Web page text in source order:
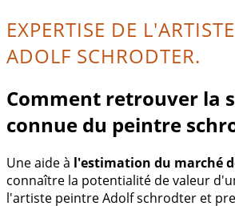
EXPERTISE DE L'ARTISTE
ADOLF SCHRODTER.
Comment retrouver la
connue du peintre
Une aide à l'estimation du marché
connaître la potentialité de valeur
l'artiste peintre Adolf schrodter et